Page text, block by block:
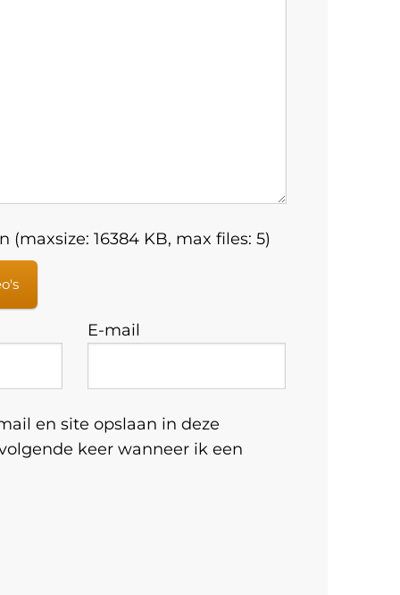
(maxsize: 16384 KB, max files: 5)
E-mail
en site opslaan in deze
keer wanneer ik een